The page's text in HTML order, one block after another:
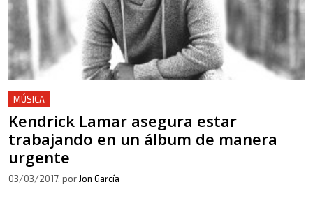
MÚSICA
Kendrick Lamar asegura estar
trabajando en un álbum de manera
urgente
03/03/2017, por Jon García